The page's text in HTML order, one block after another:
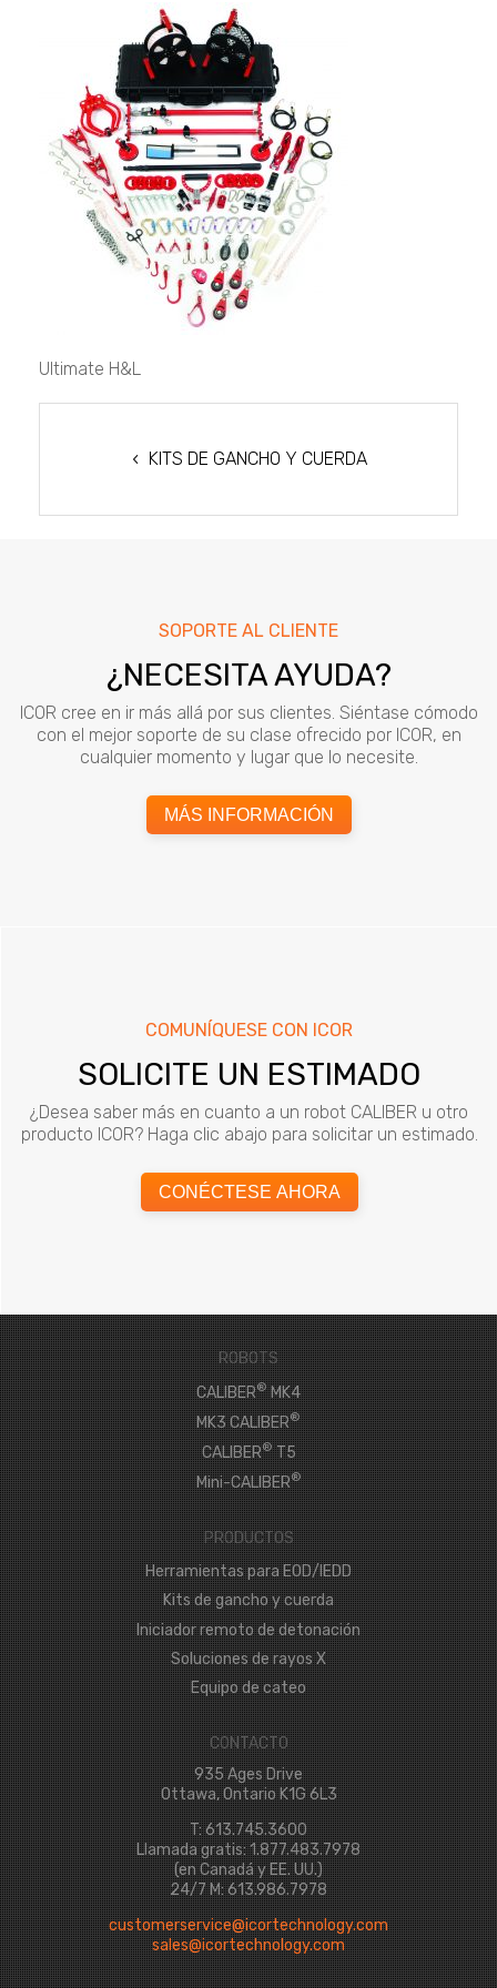
Ultimate H&L
KITS DE GANCHO Y CUERDA
SOPORTE AL CLIENTE
¿NECESITA AYUDA?
ICOR cree en ir más allá por sus clientes. Siéntase cómodo
con el mejor soporte de su clase ofrecido por ICOR, en
cualquier momento y lugar que lo necesite.
MÁS INFORMACIÓN
COMUNÍQUESE CON ICOR
SOLICITE UN ESTIMADO
¿Desea saber más en cuanto a un robot CALIBER u otro
producto ICOR? Haga clic abajo para solicitar un estimado.
CONÉCTESE AHORA
ROBOTS
CALIBER®MK4
MK3 CALIBER®
CALIBER®T5
Mini-CALIBER®
PRODUCTOS
Herramientas para EOD/IEDD
Kits de gancho y cuerda
Iniciador remoto de detonación
Soluciones de rayos X
Equipo de cateo
CONTACTO
935 Ages Drive
Ottawa, Ontario K1G 6L3
T: 613.745.3600
Llamada gratis: 1.877.483.7978
(en Canadá y EE. UU.)
24/7 M: 613.986.7978
customerservice@icortechnology.com
sales@icortechnology.com